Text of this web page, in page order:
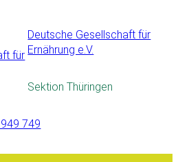
Deutsche Gesellschaft für
Ernährung e.V.
Sektion Thüringen
749